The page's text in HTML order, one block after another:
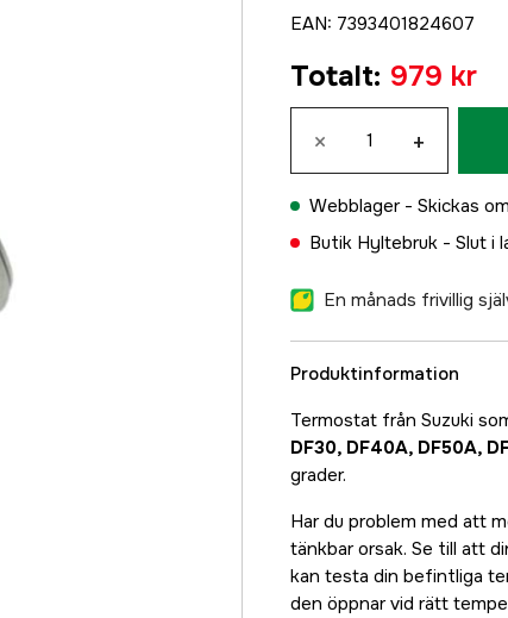
EAN: 7393401824607
Totalt: 979 kr
× +
Webblager - Skickas
Butik Hyltebruk - Slut i
En månads frivillig
Produktinformation
Termostat från Suzuki
DF30, DF40A, DF50A,
grader.
Har du problem med att
tänkbar orsak. Se till att
kan testa din befintliga
den öppnar vid rätt